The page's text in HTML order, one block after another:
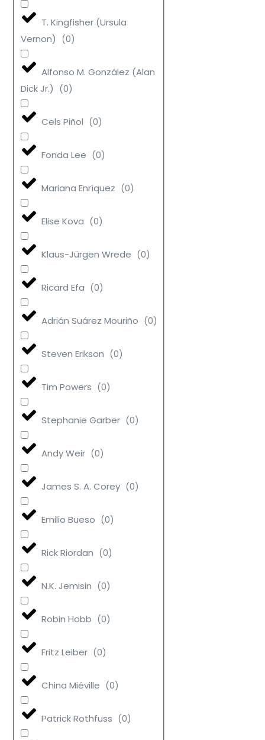
T. Kingfisher (Ursula
Vernon) (0)
Alfonso M. González (Alan
Dick Jr.) (0)
Cels Piñol (0)
Fonda Lee (0)
Mariana Enríquez (0)
Elise Kova (0)
Klaus-Jürgen Wrede (0)
Ricard Efa (0)
Adrián Suárez Mouriño (0)
Steven Erikson (0)
Tim Powers (0)
Stephanie Garber (0)
Andy Weir (0)
James S. A. Corey (0)
Emilio Bueso (0)
Rick Riordan (0)
N.K. Jemisin (0)
Robin Hobb (0)
Fritz Leiber (0)
China Miéville (0)
Patrick Rothfuss (0)